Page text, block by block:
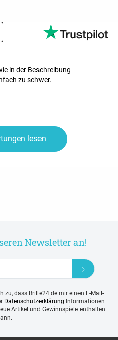
in der Beschreibung
zu schwer.
lesen
Newsletter an!
zu, dass Brille24.de mir einen E-Mail-
Datenschutzerklärung Informationen
Artikel und Gewinnspiele enthalten